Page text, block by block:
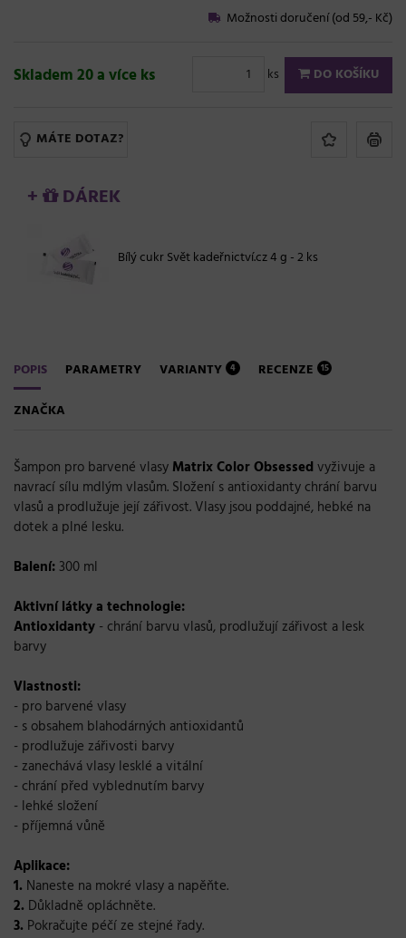
Možnosti doručení (od 59,- Kč)
Skladem 20 a více ks ks DO KOŠÍKU
MÁTE DOTAZ?
+ DÁREK
Bílý cukr Svět kadeřnictví.cz 4 g - 2 ks
POPIS PARAMETRY VARIANTY 4 RECENZE 15
ZNAČKA
Šampon pro barvené vlasy Matrix Color Obsessed vyživuje a
navrací sílu mdlým vlasům. Složení s antioxidanty chrání barvu
vlasů a prodlužuje její zářivost. Vlasy jsou poddajné, hebké na
dotek a plné lesku.
Balení: 300 ml
Aktivní látky a technologie:
Antioxidanty - chrání barvu vlasů, prodlužují zářivost a lesk
barvy
Vlastnosti:
- pro barvené vlasy
- s obsahem blahodárných antioxidantů
- prodlužuje zářivosti barvy
- zanechává vlasy lesklé a vitální
- chrání před vyblednutím barvy
- lehké složení
- příjemná vůně
Aplikace:
1. Naneste na mokré vlasy a napěňte.
2. Důkladně opláchněte.
3. Pokračujte péčí ze stejné řady.